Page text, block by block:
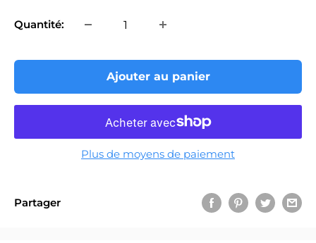
Quantité:
Ajouter au panier
Plus de moyens de paiement
Partager